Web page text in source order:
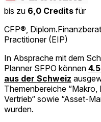
bis zu 6,0 Credits für
CFP®,
Practitioner (EIP)
In Absprache mit dem
Planner SFPO können
aus der Schweiz
Themenbereiche “Makro,
Vertrieb“ sowie “Asset-
wurden.